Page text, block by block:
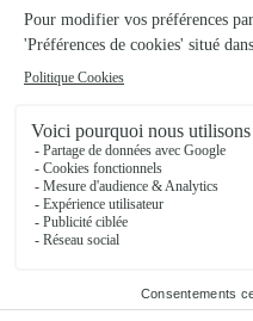
Le Jardin des Fleurs
★★★★★4.1 (161)
Voir la boutique